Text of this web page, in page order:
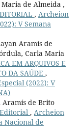
de Almeida ,
, Archeion
V Semana
Aramís de
Carla Maria
EM ARQUIVOS E
DA SAÚDE ,
(2022): V
Aramís de Brito
Editorial , Archeion
Nacional de